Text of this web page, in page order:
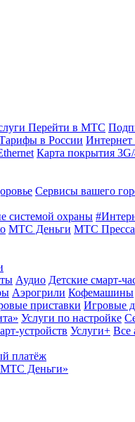
Перейти в МТС
в России Интернет
Карта покрытия
Сервисы вашего
системой охраны
МТС Деньги МТС Пресса
Аудио Детские смарт-
Аэрогрили Кофемашины
приставки Игровые
Услуги по настройке
устройств Услуги+ Все
платёж
Деньги»